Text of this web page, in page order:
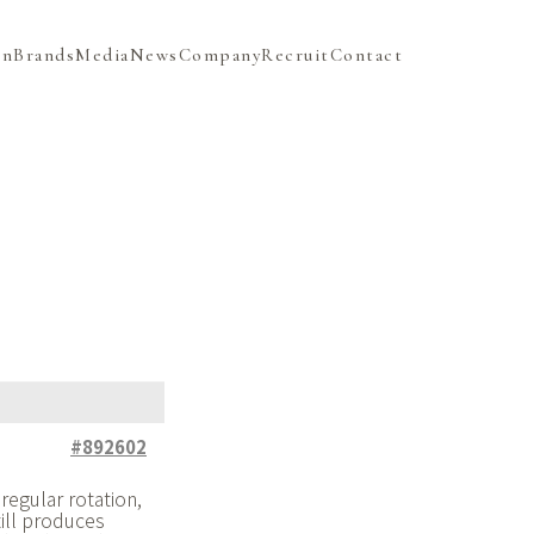
BrandsMediaNewsCompanyRecruitContact
#892602
rotation,
produces